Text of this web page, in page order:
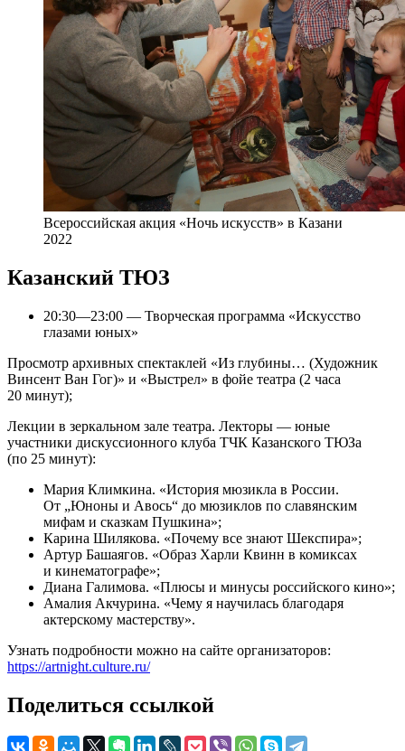
Всероссийская акция «Ночь искусств» в Казани
2022
Казанский ТЮЗ
20:30—23:00 — Творческая программа «Искусство
глазами юных»
Просмотр архивных спектаклей «Из глубины… (Художник
Винсент Ван Гог)» и «Выстрел» в фойе театра (2 часа
20 минут);
Лекции в зеркальном зале театра. Лекторы — юные
участники дискуссионного клуба ТЧК Казанского ТЮЗа
(по 25 минут):
Мария Климкина. «История мюзикла в России.
От „Юноны и Авось“ до мюзиклов по славянским
мифам и сказкам Пушкина»;
Карина Шилякова. «Почему все знают Шекспира»;
Артур Башаягов. «Образ Харли Квинн в комиксах
и кинематографе»;
Диана Галимова. «Плюсы и минусы российского кино»;
Амалия Акчурина. «Чему я научилась благодаря
актерскому мастерству».
Узнать подробности можно на сайте организаторов:
https://artnight.culture.ru/
Поделиться ссылкой